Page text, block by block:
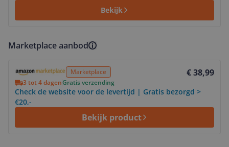
Bekijk
Marketplace aanbod
Marketplace € 38,99
3 tot 4 dagenGratis verzending
Check de website voor de levertijd | Gratis bezorgd >
€20,-
Bekijk product